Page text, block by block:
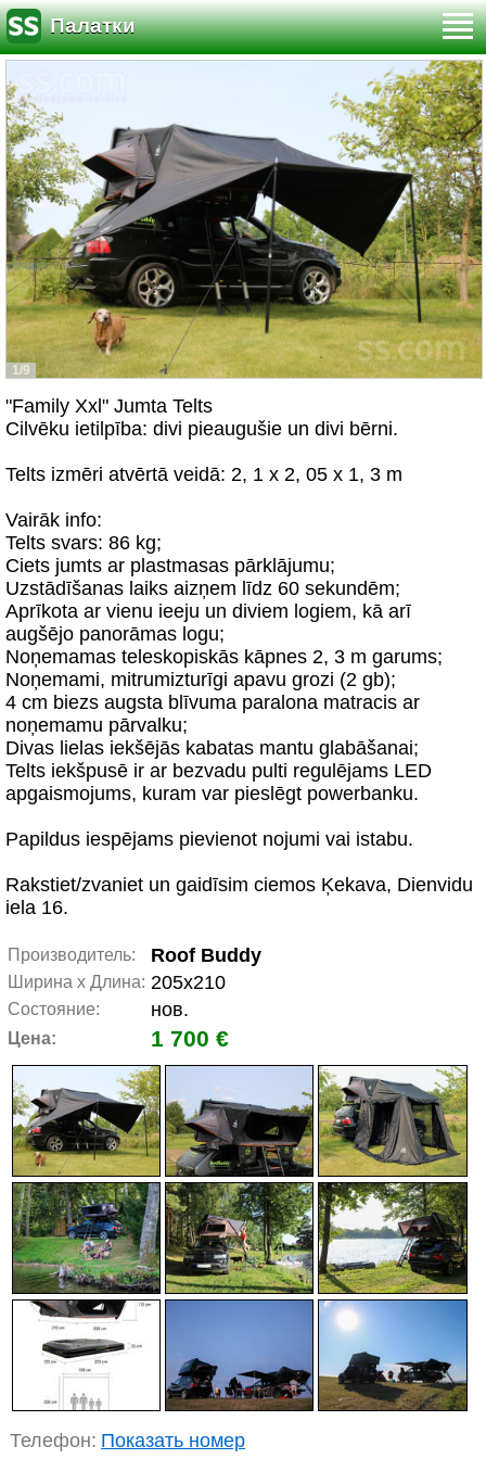
Палатки
1/9
"Family Xxl" Jumta Telts
Cilvēku ietilpība: divi pieaugušie un divi bērni.
Telts izmēri atvērtā veidā: 2, 1 x 2, 05 x 1, 3 m
Vairāk info:
Telts svars: 86 kg;
Ciets jumts ar plastmasas pārklājumu;
Uzstādīšanas laiks aizņem līdz 60 sekundēm;
Aprīkota ar vienu ieeju un diviem logiem, kā arī
augšējo panorāmas logu;
Noņemamas teleskopiskās kāpnes 2, 3 m garums;
Noņemami, mitrumizturīgi apavu grozi (2 gb);
4 cm biezs augsta blīvuma paralona matracis ar
noņemamu pārvalku;
Divas lielas iekšējās kabatas mantu glabāšanai;
Telts iekšpusē ir ar bezvadu pulti regulējams LED
apgaismojums, kuram var pieslēgt powerbanku.
Papildus iespējams pievienot nojumi vai istabu.
Rakstiet/zvaniet un gaidīsim ciemos Ķekava, Dienvidu
iela 16.
Производитель: Roof Buddy
Ширина x Длина: 205x210
Состояние: нов.
Цена: 1 700 €
Телефон: Показать номер